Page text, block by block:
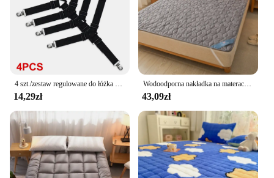
4 szt./zestaw regulowane do łóżka zaczepów do prześcieradeł na prześcieradło pokrycie materaca koce uchwyt na kołdry organizują gadżety
14,29zł
Wodoodporna nakładka na materac z elastyczną opaską pikowana podkładka ochronna narzuta na łóżko zimowy pokrowiec na materac na pojedyncze/podwójne łóżko 140/160
43,09zł